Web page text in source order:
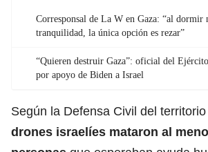
Corresponsal de La W en Gaza: “al dormir
tranquilidad, la única opción es rezar”
“Quieren destruir Gaza”: oficial del
por apoyo de Biden a Israel
Según la Defensa Civil del
drones israelíes mataron al